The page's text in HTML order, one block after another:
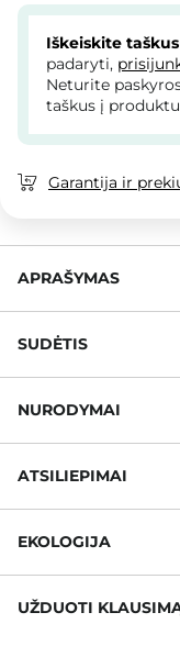
Iškeiskite
padaryti,
Neturite
taškus į
Garantija ir
APRAŠYMAS
SUDĖTIS
NURODYMAI
ATSILIEPIMAI
EKOLOGIJA
UŽDUOTI